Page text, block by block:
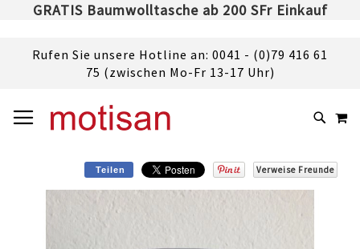
GRATIS Baumwolltasche ab 200 SFr Einkauf
Rufen Sie unsere Hotline an: 0041 - (0)79 416 61
75 (zwischen Mo-Fr 13-17 Uhr)
ZUM
INHALT
SUCHE
Teilen Verweise Freunde